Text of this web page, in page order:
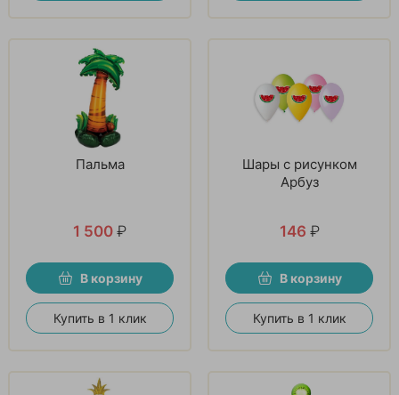
Пальма
1 500 ₽
В корзину
Купить в 1 клик
Шары с рисунком
Арбуз
146 ₽
В корзину
Купить в 1 клик